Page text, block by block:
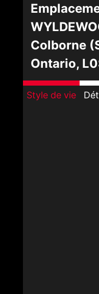
Colborne
Ontario,
Style de vie